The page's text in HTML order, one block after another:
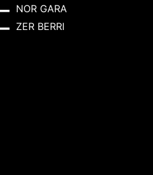
NOR GARA
ZER BERRI